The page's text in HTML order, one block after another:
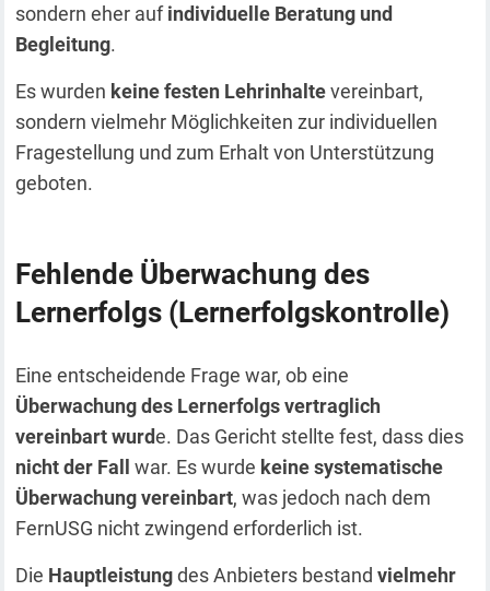
sondern eher aufindividuelle Beratung und
Begleitung.
Es wurden keine festen Lehrinhaltevereinbart,
sondern vielmehr Möglichkeiten zur individuellen
Fragestellung und zum Erhalt von Unterstützung
geboten.
Fehlende Überwachung des
Lernerfolgs (Lernerfolgskontrolle)
Eine entscheidende Frage war, ob eine
Überwachung des Lernerfolgs vertraglich
vereinbart wurde. Das Gericht stellte fest, dass dies
nicht der Fall war. Es wurde keine systematische
Überwachung vereinbart, was jedoch nach dem
FernUSG nicht zwingend erforderlich ist.
Die Hauptleistungdes Anbieters bestandvielmehr